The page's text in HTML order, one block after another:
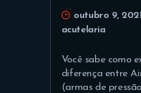
outubro 9,
acutelaria
Você sabe como
diferença entre
(armas de